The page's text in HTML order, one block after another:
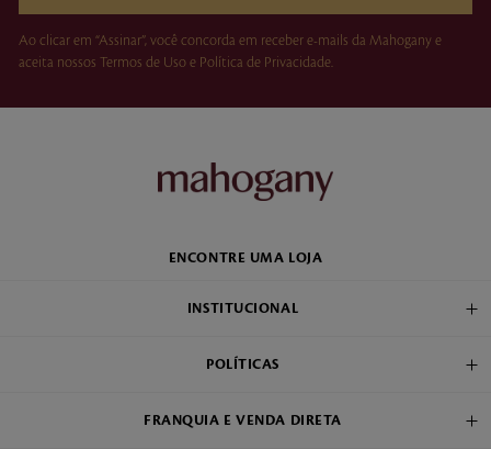
Ao clicar em “Assinar”, você concorda em receber e-mails da Mahogany e
aceita nossos Termos de Uso e Política de Privacidade.
ENCONTRE UMA LOJA
INSTITUCIONAL
POLÍTICAS
FRANQUIA E VENDA DIRETA